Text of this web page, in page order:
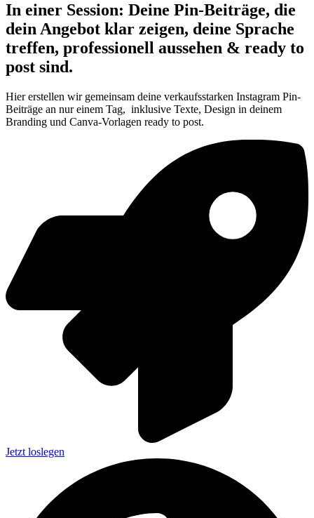
In einer Session: Deine Pin-Beiträge, die
dein Angebot klar zeigen, deine Sprache
treffen, professionell aussehen & ready to
post sind.
Hier erstellen wir gemeinsam deine verkaufsstarken Instagram Pin-
Beiträge an nur einem Tag, inklusive Texte, Design in deinem
Branding und Canva-Vorlagen ready to post.
Jetzt loslegen